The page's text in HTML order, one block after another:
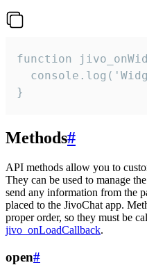
function
}
Methods#
API methods allow you to
They can be used to manage
send any information from the
placed to the JivoChat app.
proper order, so they must be
jivo_onLoadCallback.
open#